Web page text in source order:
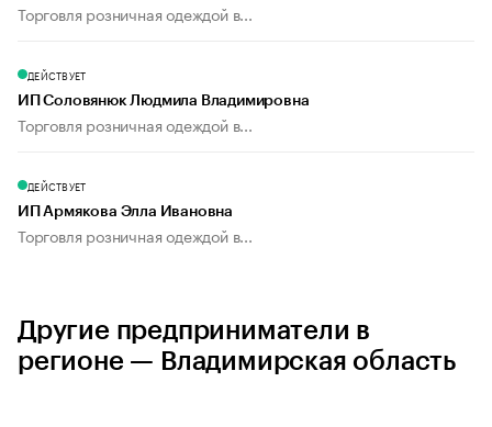
Торговля розничная одеждой в...
ДЕЙСТВУЕТ
ИП Соловянюк Людмила Владимировна
Торговля розничная одеждой в...
ДЕЙСТВУЕТ
ИП Армякова Элла Ивановна
Торговля розничная одеждой в...
Другие предприниматели в
регионе — Владимирская область